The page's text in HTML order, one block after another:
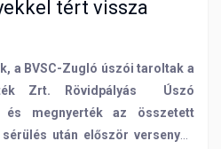
tért vissza
a BVSC-Zugló úszói taroltak a
Zrt. Rövidpályás Úszó
és megnyerték az összetett
után először versenyző